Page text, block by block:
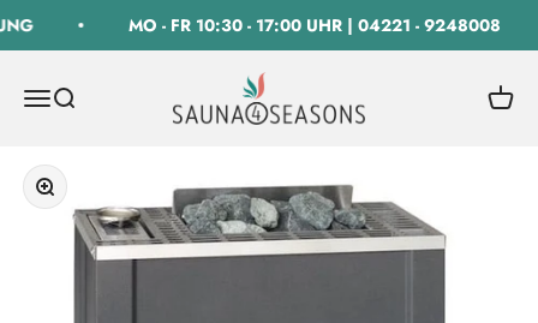
MO - FR 10:30 - 17:00 UHR | 04221 - 9248008
Navigationsmenü öffnen
Suche öffnen
SAUNA 4 SEASONS GmbH
Bild vergrößern